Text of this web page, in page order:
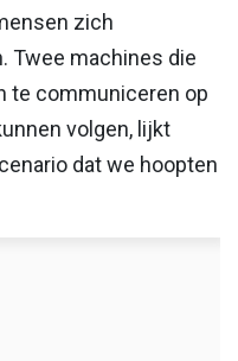
zich
Twee machines die
te communiceren op
volgen, lijkt
dat we hoopten